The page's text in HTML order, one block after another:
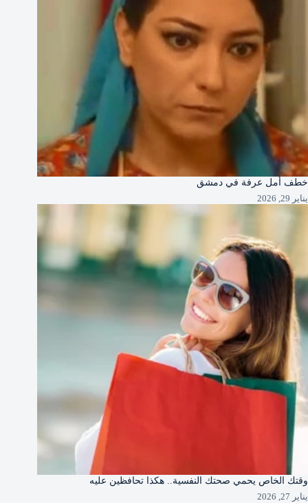
خطف أمل عرفة في دمشق
يناير 29, 2026
وقتك الخاص يحمي صحتك النفسية.. هكذا تحافظين عليه
يناير 27, 2026